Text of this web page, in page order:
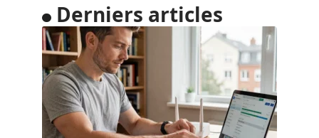
Derniers articles